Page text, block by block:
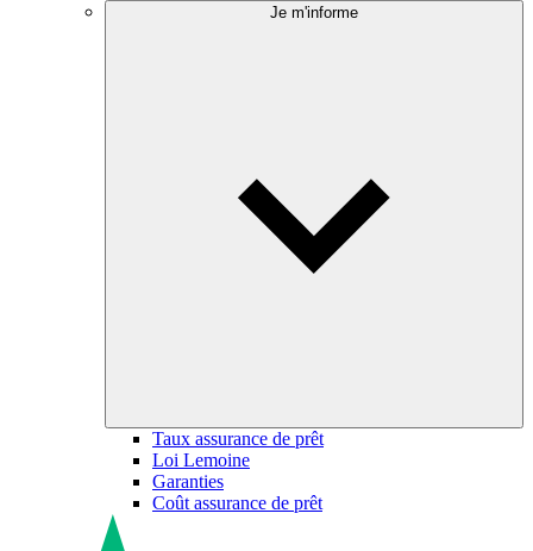
Je m'informe
Taux assurance de prêt
Loi Lemoine
Garanties
Coût assurance de prêt